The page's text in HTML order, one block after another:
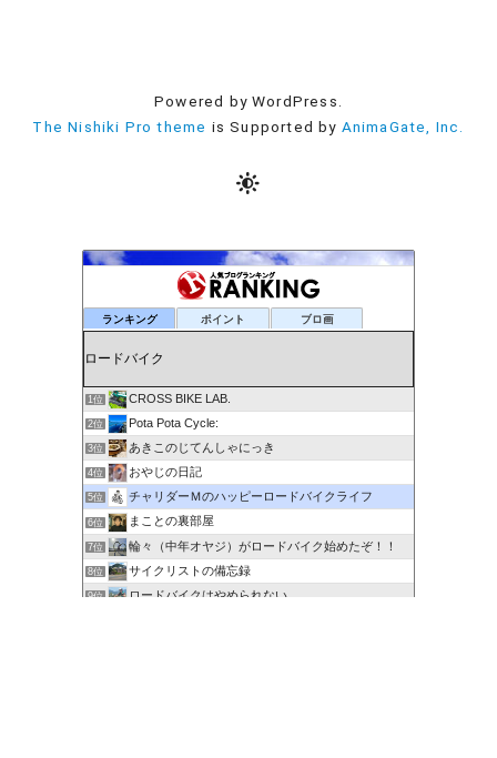
Powered by WordPress.
The Nishiki Pro theme is Supported by AnimaGate, Inc.
ランキング ポイント ブロ画
1位 CROSS BIKE LAB.
2位 Pota Pota Cycle:
3位 あきこのじてんしゃにっき
4位 おやじの日記
5位 チャリダーＭのハッピーロードバイクライフ
6位 まことの裏部屋
7位 輪々（中年オヤジ）がロードバイク始めたぞ！！
8位 サイクリストの備忘録
9位 ロードバイクはやめられない